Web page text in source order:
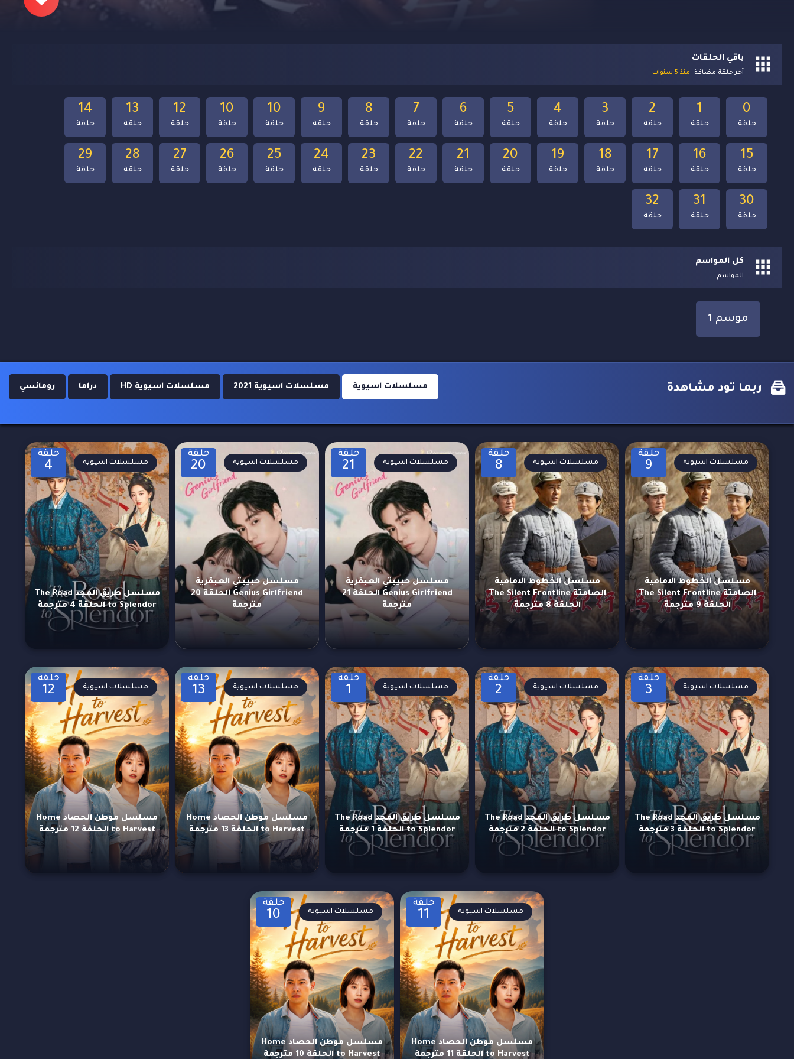
باقي الحلقات
آخر حلقة مضافة منذ 5 سنوات
32
حلقة
31
حلقة
30
حلقة
29
حلقة
28
حلقة
27
حلقة
26
حلقة
25
حلقة
24
حلقة
23
حلقة
22
حلقة
21
حلقة
20
حلقة
19
حلقة
18
حلقة
17
حلقة
16
حلقة
15
حلقة
14
حلقة
13
حلقة
12
حلقة
10
حلقة
10
حلقة
9
حلقة
8
حلقة
7
حلقة
6
حلقة
5
حلقة
4
حلقة
3
حلقة
2
حلقة
1
حلقة
0
حلقة
كل المواسم
المواسم
موسم 1
ربما تود مشاهدة مسلسلات اسيوية مسلسلات اسيوية 2021 مسلسلات اسيوية HD دراما رومانسي
حلقة
9
مسلسل الخطوط الامامية
الصامتة The Silent Frontline
الحلقة 9 مترجمة
مسلسلات اسيوية
حلقة
8
مسلسل الخطوط الامامية
الصامتة The Silent Frontline
الحلقة 8 مترجمة
مسلسلات اسيوية
حلقة
21
مسلسل حبيبتي العبقرية
Genius Girlfriend الحلقة 21
مترجمة
مسلسلات اسيوية
حلقة
20
مسلسل حبيبتي العبقرية
Genius Girlfriend الحلقة 20
مترجمة
مسلسلات اسيوية
حلقة
4
مسلسل طريق المجد The Road
to Splendor الحلقة 4 مترجمة
مسلسلات اسيوية
حلقة
3
مسلسل طريق المجد The Road
to Splendor الحلقة 3 مترجمة
مسلسلات اسيوية
حلقة
2
مسلسل طريق المجد The Road
to Splendor الحلقة 2 مترجمة
مسلسلات اسيوية
حلقة
1
مسلسل طريق المجد The Road
to Splendor الحلقة 1 مترجمة
مسلسلات اسيوية
حلقة
13
مسلسل موطن الحصاد Home
to Harvest الحلقة 13 مترجمة
مسلسلات اسيوية
حلقة
12
مسلسل موطن الحصاد Home
to Harvest الحلقة 12 مترجمة
مسلسلات اسيوية
حلقة
11
مسلسل موطن الحصاد Home
to Harvest الحلقة 11 مترجمة
مسلسلات اسيوية
حلقة
10
مسلسل موطن الحصاد Home
to Harvest الحلقة 10 مترجمة
مسلسلات اسيوية